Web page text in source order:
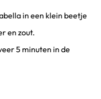
vinkenin een klein beetje
en zout.
vinken5 minuten in de